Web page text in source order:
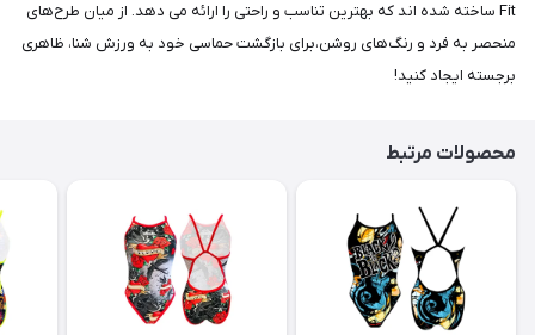
Fit ساخته شده اند که بهترین تناسب و راحتی را ارائه می دهد. از میان طرح‌های
منحصر به فرد و رنگ‌های روشن،برای بازگشت حماسی خود به ورزش شنا، ظاهری
برجسته ایجاد کنید!
محصولات مرتبط